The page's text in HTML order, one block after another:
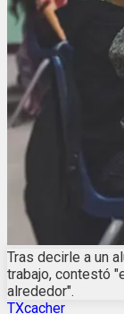
Tras decirle a un
trabajo, contestó
alrededor".
TXcacher